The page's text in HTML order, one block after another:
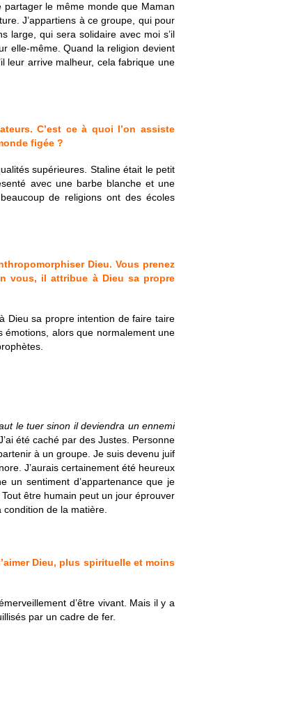
le même monde que Maman
J’appartiens à ce groupe, qui pour
large, qui sera solidaire avec moi s’il
elle-même. Quand la religion devient
leur arrive malheur, cela fabrique une
C’est ce à quoi l’on assiste
figée ?
supérieures. Staline était le petit
avec une barbe blanche et une
de religions ont des écoles
Dieu. Vous prenez
vous, il attribue à Dieu sa propre
Dieu sa propre intention de faire taire
émotions, alors que normalement une
le tuer sinon il deviendra un ennemi
été caché par des Justes. Personne
à un groupe. Je suis devenu juif
J’aurais certainement été heureux
un sentiment d’appartenance que je
être humain peut un jour éprouver
de la matière.
Dieu, plus spirituelle et moins
d’être vivant. Mais il y a
par un cadre de fer.